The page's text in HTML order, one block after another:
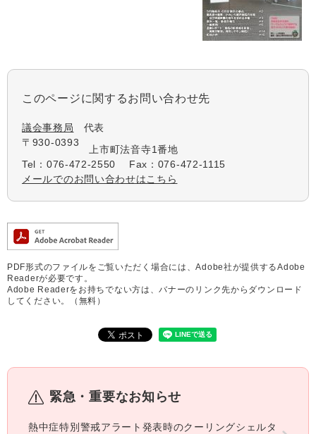
このページに関するお問い合わせ先
議会事務局
代表
〒930-0393
上市町法音寺1番地
Tel：076-472-2550
Fax：076-472-1115
メールでのお問い合わせはこちら
PDF形式のファイルをご覧いただく場合には、Adobe社が提供するAdobe
Readerが必要です。
Adobe Readerをお持ちでない方は、バナーのリンク先からダウンロード
してください。（無料）
緊急・重要なお知らせ
熱中症特別警戒アラート発表時のクーリングシェルタ